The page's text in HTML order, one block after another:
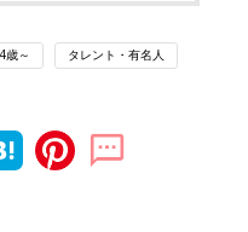
4歳～ タレント・有名人